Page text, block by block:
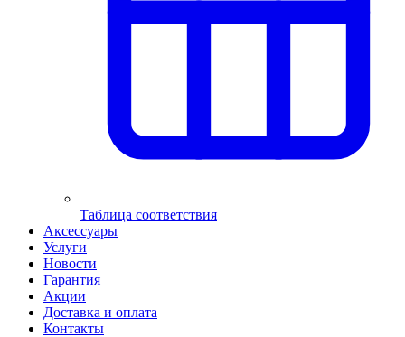
Таблица соответствия
Аксессуары
Услуги
Новости
Гарантия
Акции
Доставка и оплата
Контакты